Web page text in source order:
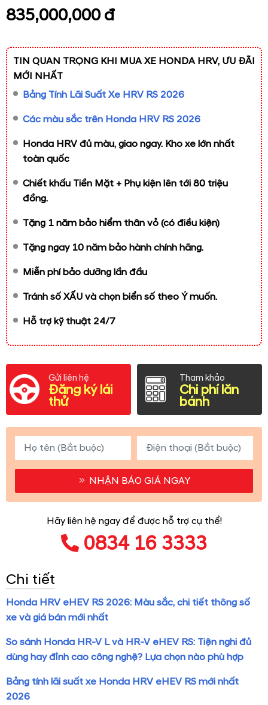
835,000,000 đ
TIN QUAN TRỌNG KHI MUA XE HONDA HRV, ƯU ĐÃI
MỚI NHẤT
Bảng Tính Lãi Suất Xe HRV RS 2026
Các màu sắc trên Honda HRV RS 2026
Honda HRV đủ màu, giao ngay. Kho xe lớn nhất
toàn quốc
Chiết khấu Tiền Mặt + Phụ kiện lên tới 80 triệu
đồng.
Tặng 1 năm bảo hiểm thân vỏ (có điều kiện)
Tặng ngay 10 năm bảo hành chính hãng.
Miễn phí bảo dưỡng lần đầu
Tránh số XẤU và chọn biển số theo Ý muốn.
Hỗ trợ kỹ thuật 24/7
Gửi liên hệ
Đăng ký lái
thử
Tham khảo
Chi phí lăn
bánh
NHẬN BÁO GIÁ NGAY
Hãy liên hệ ngay để được hỗ trợ cụ thể!
0834 16 3333
Chi tiết
Honda HRV eHEV RS 2026: Màu sắc, chi tiết thông số
xe và giá bán mới nhất
So sánh Honda HR-V L và HR-V eHEV RS: Tiện nghi đủ
dùng hay đỉnh cao công nghệ? Lựa chọn nào phù hợp
Bảng tính lãi suất xe Honda HRV eHEV RS mới nhất
2026